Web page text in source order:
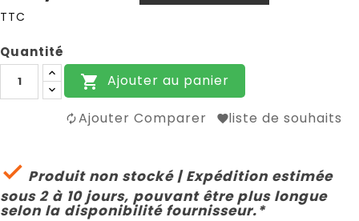
TTC
Quantité
 Ajouter au panier
Ajouter Comparer liste de souhaits
 Produit non stocké | Expédition estimée
sous 2 à 10 jours, pouvant être plus longue
selon la disponibilité fournisseur.*